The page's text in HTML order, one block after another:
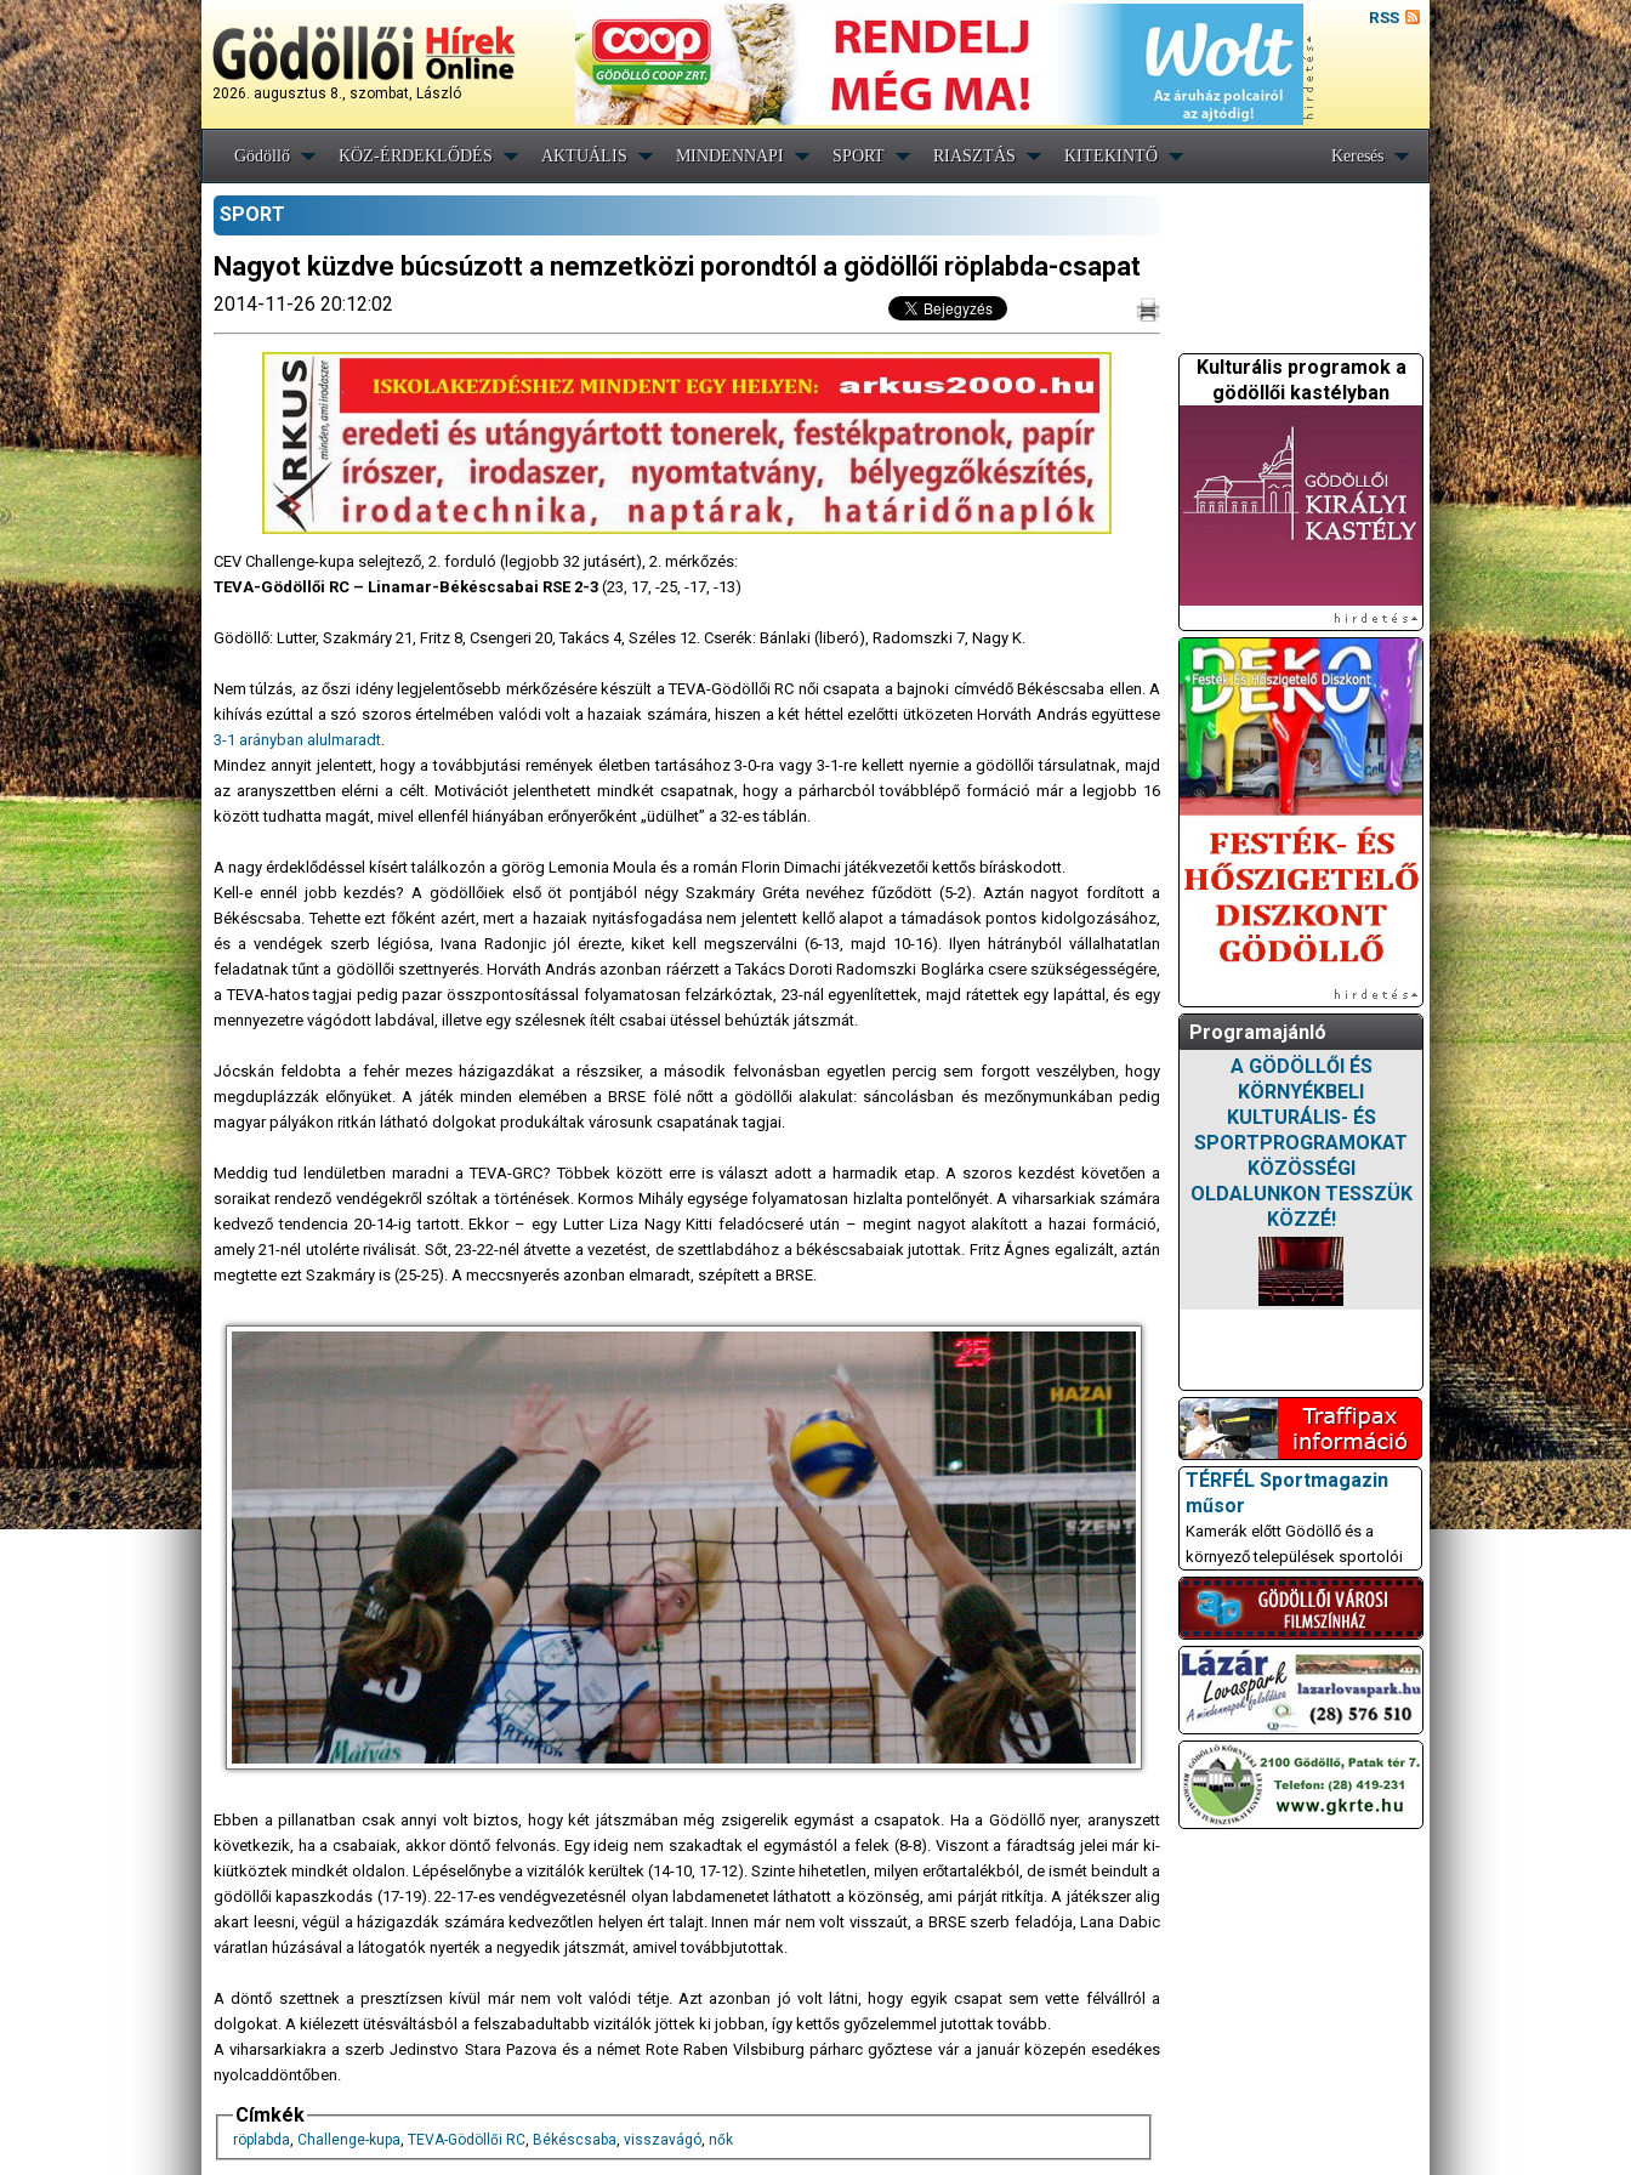
2026. augusztus 8., szombat, László
RSS
Gödöllő KÖZ-ÉRDEKLŐDÉS AKTUÁLIS MINDENNAPI SPORT RIASZTÁS KITEKINTŐ Keresés
SPORT
Nagyot küzdve búcsúzott a nemzetközi porondtól a gödöllői röplabda-csapat
2014-11-26 20:12:02
CEV Challenge-kupa selejtező, 2. forduló (legjobb 32 jutásért), 2. mérkőzés:
TEVA-Gödöllői RC – Linamar-Békéscsabai RSE 2-3 (23, 17, -25, -17, -13)
Gödöllő: Lutter, Szakmáry 21, Fritz 8, Csengeri 20, Takács 4, Széles 12. Cserék: Bánlaki (liberó), Radomszki 7, Nagy K.
Nem túlzás, az őszi idény legjelentősebb mérkőzésére készült a TEVA-Gödöllői RC női csapata a bajnoki címvédő Békéscsaba ellen. A
kihívás ezúttal a szó szoros értelmében valódi volt a hazaiak számára, hiszen a két héttel ezelőtti ütközeten Horváth András együttese
3-1 arányban alulmaradt.
Mindez annyit jelentett, hogy a továbbjutási remények életben tartásához 3-0-ra vagy 3-1-re kellett nyernie a gödöllői társulatnak, majd
az aranyszettben elérni a célt. Motivációt jelenthetett mindkét csapatnak, hogy a párharcból továbblépő formáció már a legjobb 16
között tudhatta magát, mivel ellenfél hiányában erőnyerőként „üdülhet” a 32-es táblán.
A nagy érdeklődéssel kísért találkozón a görög Lemonia Moula és a román Florin Dimachi játékvezetői kettős bíráskodott.
Kell-e ennél jobb kezdés? A gödöllőiek első öt pontjából négy Szakmáry Gréta nevéhez fűződött (5-2). Aztán nagyot fordított a
Békéscsaba. Tehette ezt főként azért, mert a hazaiak nyitásfogadása nem jelentett kellő alapot a támadások pontos kidolgozásához,
és a vendégek szerb légiósa, Ivana Radonjic jól érezte, kiket kell megszerválni (6-13, majd 10-16). Ilyen hátrányból vállalhatatlan
feladatnak tűnt a gödöllői szettnyerés. Horváth András azonban ráérzett a Takács Doroti Radomszki Boglárka csere szükségességére,
a TEVA-hatos tagjai pedig pazar összpontosítással folyamatosan felzárkóztak, 23-nál egyenlítettek, majd rátettek egy lapáttal, és egy
mennyezetre vágódott labdával, illetve egy szélesnek ítélt csabai ütéssel behúzták játszmát.
Jócskán feldobta a fehér mezes házigazdákat a részsiker, a második felvonásban egyetlen percig sem forgott veszélyben, hogy
megduplázzák előnyüket. A játék minden elemében a BRSE fölé nőtt a gödöllői alakulat: sáncolásban és mezőnymunkában pedig
magyar pályákon ritkán látható dolgokat produkáltak városunk csapatának tagjai.
Meddig tud lendületben maradni a TEVA-GRC? Többek között erre is választ adott a harmadik etap. A szoros kezdést követően a
soraikat rendező vendégekről szóltak a történések. Kormos Mihály egysége folyamatosan hizlalta pontelőnyét. A viharsarkiak számára
kedvező tendencia 20-14-ig tartott. Ekkor – egy Lutter Liza Nagy Kitti feladócseré után – megint nagyot alakított a hazai formáció,
amely 21-nél utolérte riválisát. Sőt, 23-22-nél átvette a vezetést, de szettlabdához a békéscsabaiak jutottak. Fritz Ágnes egalizált, aztán
megtette ezt Szakmáry is (25-25). A meccsnyerés azonban elmaradt, szépített a BRSE.
Ebben a pillanatban csak annyi volt biztos, hogy két játszmában még zsigerelik egymást a csapatok. Ha a Gödöllő nyer, aranyszett
következik, ha a csabaiak, akkor döntő felvonás. Egy ideig nem szakadtak el egymástól a felek (8-8). Viszont a fáradtság jelei már ki-
kiütköztek mindkét oldalon. Lépéselőnybe a vizitálók kerültek (14-10, 17-12). Szinte hihetetlen, milyen erőtartalékból, de ismét beindult a
gödöllői kapaszkodás (17-19). 22-17-es vendégvezetésnél olyan labdamenetet láthatott a közönség, ami párját ritkítja. A játékszer alig
akart leesni, végül a házigazdák számára kedvezőtlen helyen ért talajt. Innen már nem volt visszaút, a BRSE szerb feladója, Lana Dabic
váratlan húzásával a látogatók nyerték a negyedik játszmát, amivel továbbjutottak.
A döntő szettnek a presztízsen kívül már nem volt valódi tétje. Azt azonban jó volt látni, hogy egyik csapat sem vette félvállról a
dolgokat. A kiélezett ütésváltásból a felszabadultabb vizitálók jöttek ki jobban, így kettős győzelemmel jutottak tovább.
A viharsarkiakra a szerb Jedinstvo Stara Pazova és a német Rote Raben Vilsbiburg párharc győztese vár a január közepén esedékes
nyolcaddöntőben.
Címkék
röplabda, Challenge-kupa, TEVA-Gödöllői RC, Békéscsaba, visszavágó, nők
Kulturális programok a
gödöllői kastélyban
Programajánló
A GÖDÖLLŐI ÉS
KÖRNYÉKBELI
KULTURÁLIS- ÉS
SPORTPROGRAMOKAT
KÖZÖSSÉGI
OLDALUNKON TESSZÜK
KÖZZÉ!
TÉRFÉL Sportmagazin
műsor
Kamerák előtt Gödöllő és a
környező települések sportolói